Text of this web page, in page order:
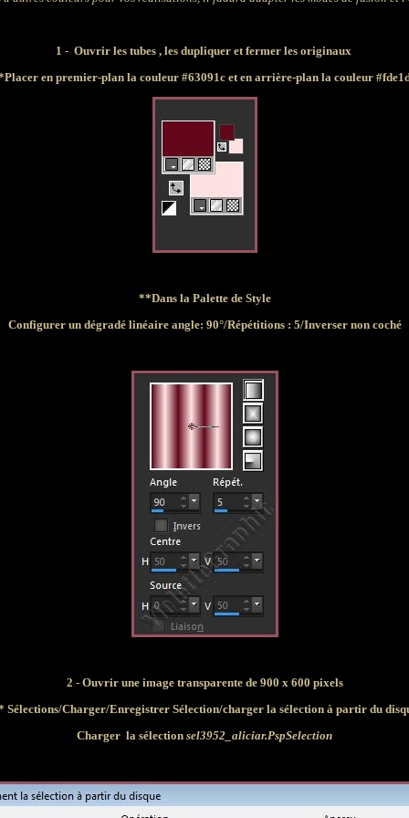
1 - Ouvrir les tubes , les dupliquer et fermer les originaux
en premier-plan la couleur #63091c et en arrière-plan la couleur
**Dans la Palette de Style
Configurer un dégradé linéaire angle: 90°/Répétitions : 5/Inverser non coché
2 - Ouvrir une image transparente de 900 x 600 pixels
Sélections/Charger/Enregistrer Sélection/charger la sélection à partir du
Charger la sélection sel3952_aliciar.PspSelection